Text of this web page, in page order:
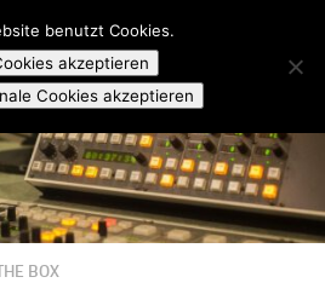
BOX
benutzt Cookies.
akzeptieren
Cookies akzeptieren